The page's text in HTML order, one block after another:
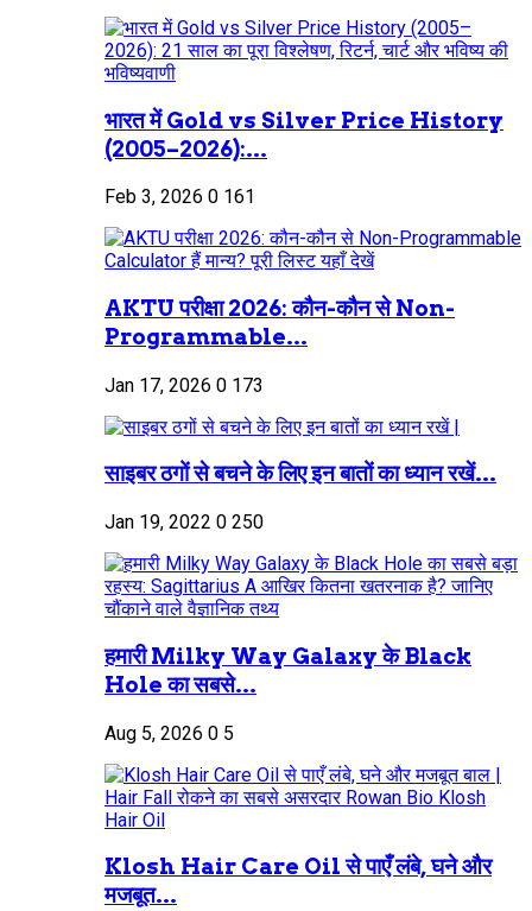
भारत में Gold vs Silver Price History
(2005–2026):...
Feb 3, 2026 0 161
AKTU परीक्षा 2026: कौन-कौन से Non-
Programmable...
Jan 17, 2026 0 173
साइबर ठगों से बचने के लिए इन बातों का ध्यान रखें...
Jan 19, 2022 0 250
हमारी Milky Way Galaxy के Black
Hole का सबसे...
Aug 5, 2026 0 5
Klosh Hair Care Oil से पाएँ लंबे, घने और
मजबूत...